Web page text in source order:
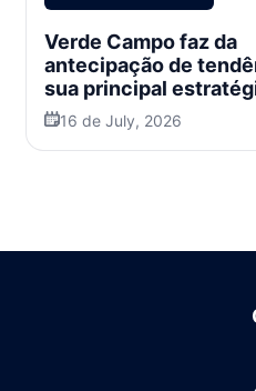
Verde Campo faz da
antecipação de
sua principal
crescimento
16 de July, 2026